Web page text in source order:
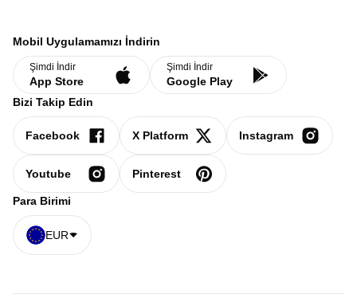
Mobil Uygulamamızı İndirin
Şimdi İndir
App Store
Şimdi İndir
Google Play
Bizi Takip Edin
Facebook X Platform Instagram
Youtube Pinterest
Para Birimi
EUR